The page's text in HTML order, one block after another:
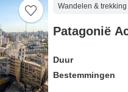
Wandelen & trekking
Patagonië
Duur
Bestemmingen